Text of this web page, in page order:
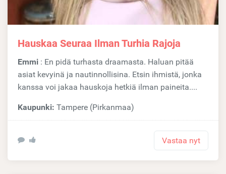
Hauskaa Seuraa Ilman Turhia Rajoja
Emmi : En pidä turhasta draamasta. Haluan pitää
asiat kevyinä ja nautinnollisina. Etsin ihmistä, jonka
kanssa voi jakaa hauskoja hetkiä ilman paineita....
Kaupunki: Tampere (Pirkanmaa)
Vastaa nyt